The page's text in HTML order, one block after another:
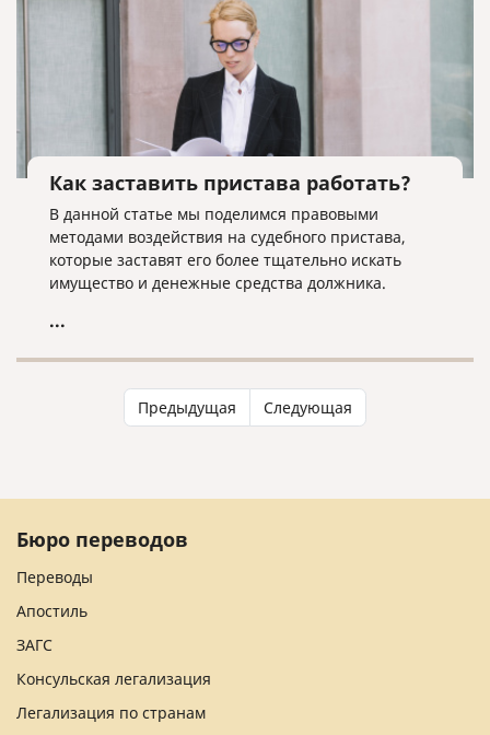
Как заставить пристава работать?
В данной статье мы поделимся правовыми
методами воздействия на судебного пристава,
которые заставят его более тщательно искать
имущество и денежные средства должника.
...
Предыдущая Следующая
Бюро переводов
Переводы
Апостиль
ЗАГС
Консульская легализация
Легализация по странам